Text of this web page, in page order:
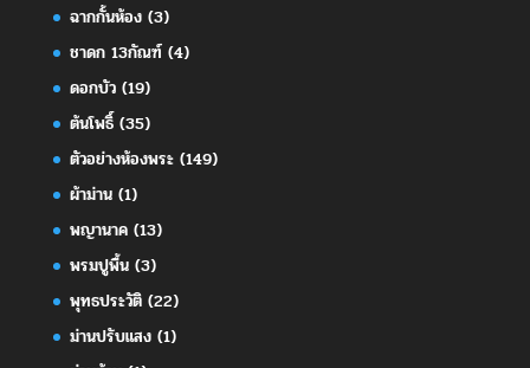
ฉากกั้นห้อง(3)
ชาดก 13กัณฑ์(4)
ดอกบัว(19)
ต้นโพธิ์(35)
ตัวอย่างห้องพระ(149)
ผ้าม่าน(1)
พญานาค(13)
พรมปูพื้น(3)
พุทธประวัติ(22)
ม่านปรับแสง(1)